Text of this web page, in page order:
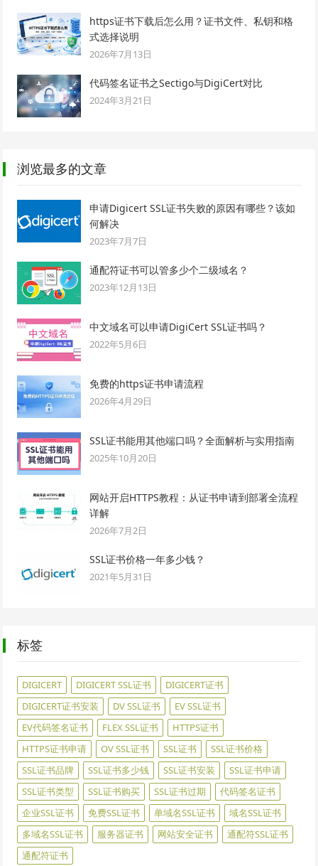
https证书下载后怎么用？证书文件、私钥和格
式选择说明
2026年7月13日
代码签名证书之Sectigo与DigiCert对比
2024年3月21日
浏览最多的文章
申请Digicert SSL证书失败的原因有哪些？该如
何解决
2023年7月7日
通配符证书可以管多少个二级域名？
2023年12月13日
中文域名可以申请DigiCert SSL证书吗？
2022年5月6日
免费的https证书申请流程
2026年4月29日
SSL证书能用其他端口吗？全面解析与实用指南
2025年10月20日
网站开启HTTPS教程：从证书申请到部署全流程
详解
2026年7月2日
SSL证书价格一年多少钱？
2021年5月31日
标签
DIGICERT DIGICERT SSL证书
DIGICERT证书
DIGICERT证书安装
DV SSL证书
EV SSL证书
EV代码签名证书
FLEX SSL证书
HTTPS证书
HTTPS证书申请
OV SSL证书 SSL证书
SSL证书价格
SSL证书品牌
SSL证书多少钱 SSL证书安装
SSL证书申请
SSL证书类型
SSL证书购买 SSL证书过期
代码签名证书
企业SSL证书
免费SSL证书 单域名SSL证书
域名SSL证书
多域名SSL证书
服务器证书 网站安全证书
通配符SSL证书
通配符证书